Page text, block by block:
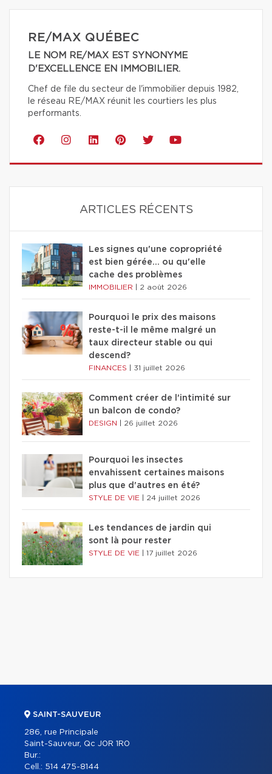
RE/MAX QUÉBEC
LE NOM RE/MAX EST SYNONYME
D'EXCELLENCE EN IMMOBILIER.
Chef de file du secteur de l'immobilier depuis 1982,
le réseau RE/MAX réunit les courtiers les plus
performants.
ARTICLES RÉCENTS
Les signes qu'une copropriété
est bien gérée… ou qu'elle
cache des problèmes
IMMOBILIER 2 août 2026
Pourquoi le prix des maisons
reste-t-il le même malgré un
taux directeur stable ou qui
descend?
FINANCES 31 juillet 2026
Comment créer de l'intimité sur
un balcon de condo?
DESIGN 26 juillet 2026
Pourquoi les insectes
envahissent certaines maisons
plus que d'autres en été?
STYLE DE VIE 24 juillet 2026
Les tendances de jardin qui
sont là pour rester
STYLE DE VIE 17 juillet 2026
SAINT-SAUVEUR
286, rue Principale
Saint-Sauveur, Qc J0R 1R0
Bur.:
Cell.: 514 475-8144